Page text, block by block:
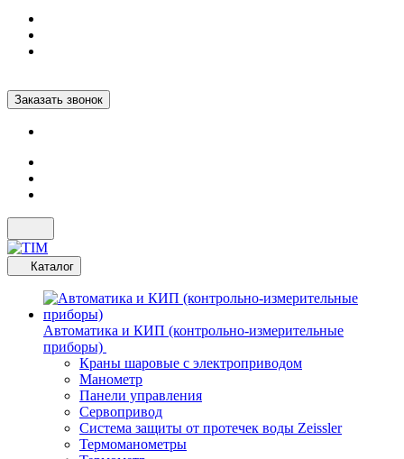
Заказать звонок
Каталог
Автоматика и КИП (контрольно-измерительные
приборы)
Краны шаровые с электроприводом
Манометр
Панели управления
Сервопривод
Система защиты от протечек воды Zeissler
Термоманометры